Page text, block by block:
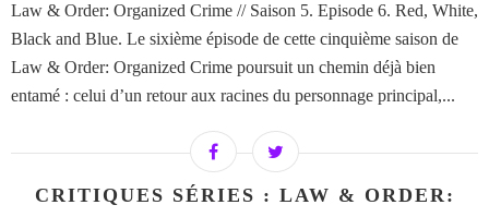
Law & Order: Organized Crime // Saison 5. Episode 6. Red, White,
Black and Blue. Le sixième épisode de cette cinquième saison de
Law & Order: Organized Crime poursuit un chemin déjà bien
entamé : celui d’un retour aux racines du personnage principal,...
CRITIQUES SÉRIES : LAW & ORDER: